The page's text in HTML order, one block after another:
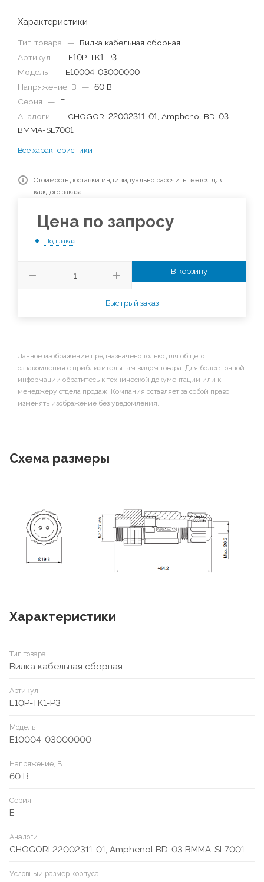
Характеристики
Тип товара —
Вилка кабельная сборная
Артикул
—
E10P-TK1-P3
Модель
—
E10004-03000000
Напряжение, В
— 60 В
Серия
—
E
Аналоги
—
CHOGORI 22002311-01, Amphenol BD-03
BMMA-SL7001
Все характеристики
Стоимость доставки индивидуально рассчитывается для
каждого заказа
Цена по запросу
Под заказ
В корзину
Быстрый заказ
Данное изображение предназначено только для общего
ознакомления с приблизительным видом товара. Для более точной
информации обратитесь к технической документации или к
менеджеру отдела продаж. Компания оставляет за собой право
изменять изображение без уведомления.
Схема размеры
Характеристики
Тип товара
Вилка кабельная сборная
Артикул
E10P-TK1-P3
Модель
E10004-03000000
Напряжение, В
60 В
Серия
E
Аналоги
CHOGORI 22002311-01, Amphenol BD-03 BMMA-SL7001
Условный размер корпуса